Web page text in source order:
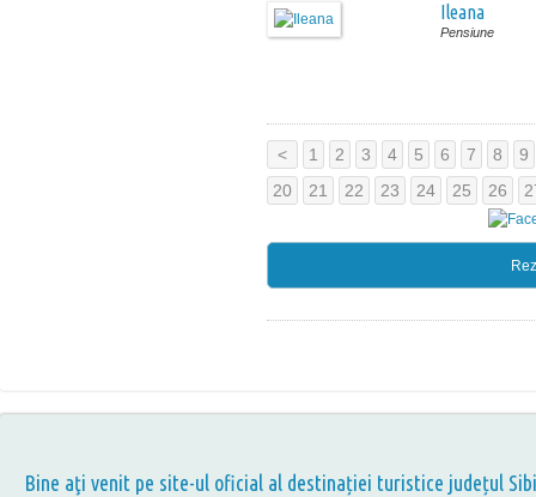
Ileana
Pensiune
< 1 2 3 4 5 6 7 8
9
20
21 22 23 24 25 26
Bine aţi venit pe site-ul oficial al destinației turistice județul